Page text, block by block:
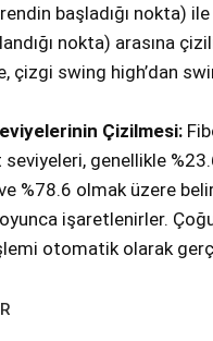
başladığı nokta)
nokta) arasına
çizgi swing high’dan
Çizilmesi:
genellikle
%78.6 olmak üzere
işaretlenirler.
otomatik olarak